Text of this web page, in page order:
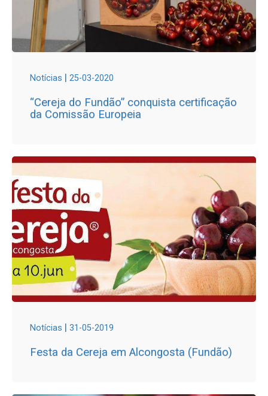
Notícias | 25-03-2020
“Cereja do Fundão” conquista certificação
da Comissão Europeia
Notícias | 31-05-2019
Festa da Cereja em Alcongosta (Fundão)